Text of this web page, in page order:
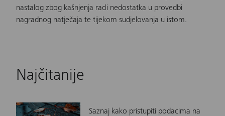
nastalog zbog kašnjenja radi nedostatka u provedbi
nagradnog natječaja te tijekom sudjelovanja u istom.
Najčitanije
Saznaj kako pristupiti podacima na